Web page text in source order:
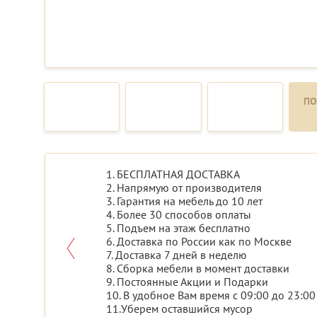
1. БЕСПЛАТНАЯ ДОСТАВКА
2. Напрямую от производителя
3. Гарантия на мебель до 10 лет
4. Более 30 способов оплаты
5. Подъем на этаж бесплатно
6. Доставка по России как по Москве
7. Доставка 7 дней в неделю
8. Сборка мебели в момент доставки
9. Постоянные Акции и Подарки
10. В удобное Вам время с 09:00 до 23:00
11.Уберем оставшийся мусор